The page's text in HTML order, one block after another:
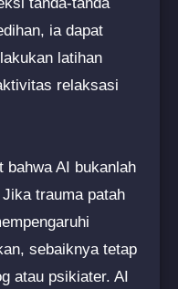
ia dapat
latihan
relaksasi
bahwa AI bukanlah
trauma patah
sebaiknya tetap
atau psikiater. AI